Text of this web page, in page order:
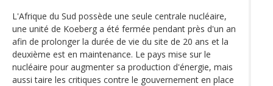
L'Afrique du Sud possède une seule centrale nucléaire,
une unité de Koeberg a été fermée pendant près d'un an
afin de prolonger la durée de vie du site de 20 ans et la
deuxième est en maintenance. Le pays mise sur le
nucléaire pour augmenter sa production d'énergie, mais
aussi taire les critiques contre le gouvernement en place